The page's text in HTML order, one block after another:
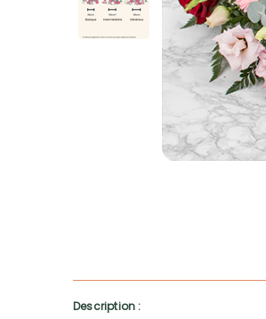
Description :